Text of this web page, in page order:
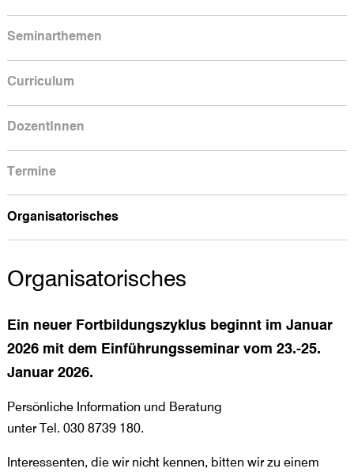
Seminarthemen
Curriculum
DozentInnen
Termine
Organisatorisches
Organisatorisches
Ein neuer Fortbildungszyklus beginnt im Januar
2026 mit dem Einführungsseminar vom 23.-25.
Januar 2026.
Persönliche Information und Beratung
unter Tel. 030 8739 180.
Interessenten, die wir nicht kennen, bitten wir zu einem